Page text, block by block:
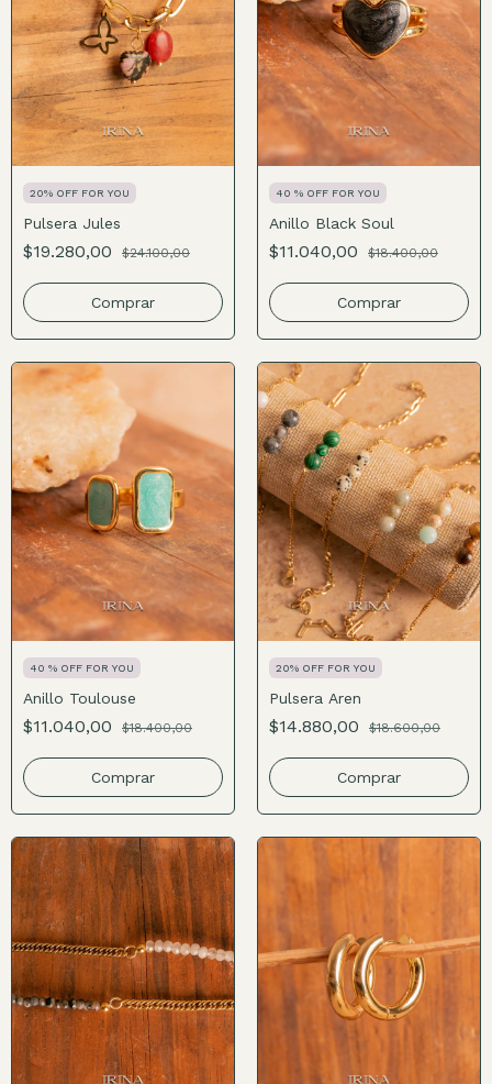
20% OFF FOR YOU
Pulsera Jules
$19.280,00 $24.100,00
40 % OFF FOR YOU
Anillo Black Soul
$11.040,00 $18.400,00
Comprar
40 % OFF FOR YOU
Anillo Toulouse
$11.040,00 $18.400,00
Comprar
20% OFF FOR YOU
Pulsera Aren
$14.880,00 $18.600,00
Comprar